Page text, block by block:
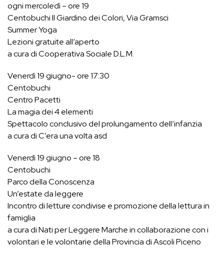
ogni mercoledì – ore 19
Centobuchi Il Giardino dei Colori, Via Gramsci
Summer Yoga
Lezioni gratuite all’aperto
a cura di Cooperativa Sociale D.L.M.
Venerdì 19 giugno- ore 17:30
Centobuchi
Centro Pacetti
La magia dei 4 elementi
Spettacolo conclusivo del prolungamento dell’infanzia
a cura di C’era una volta asd
Venerdì 19 giugno – ore 18
Centobuchi
Parco della Conoscenza
Un’estate da leggere
Incontro di letture condivise e promozione della lettura in
famiglia
a cura di Nati per Leggere Marche in collaborazione con i
volontari e le volontarie della Provincia di Ascoli Piceno